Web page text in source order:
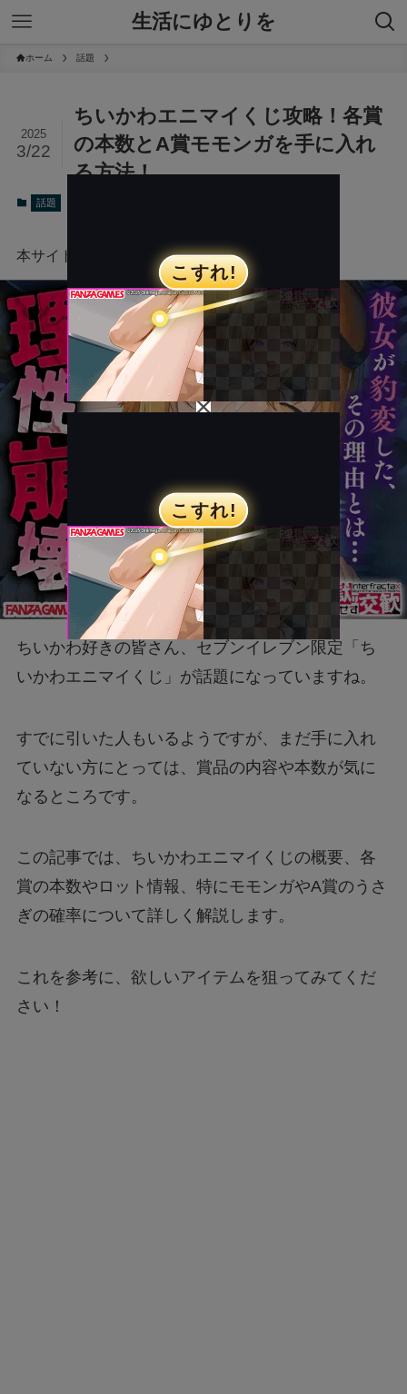
生活にゆとりを
ホーム 話題
ちいかわエニマイくじ攻略！各賞
の本数とA賞モモンガを手に入れ
る方法！
2025
3/22
話題
本サイトにはプロモーションが含まれています。
ちいかわ好きの皆さん、セブンイレブン限定「ち
いかわエニマイくじ」が話題になっていますね。
すでに引いた人もいるようですが、まだ手に入れ
ていない方にとっては、賞品の内容や本数が気に
なるところです。
この記事では、ちいかわエニマイくじの概要、各
賞の本数やロット情報、特にモモンガやA賞のうさ
ぎの確率について詳しく解説します。
これを参考に、欲しいアイテムを狙ってみてくだ
さい！